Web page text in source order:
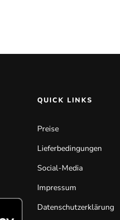
QUICK LINKS
Preise
Lieferbedingungen
Social-Media
Impressum
Datenschutzerklärung